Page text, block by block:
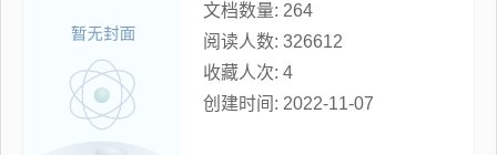
文档数量: 264
阅读人数: 326612
收藏人次: 4
创建时间: 2022-11-07